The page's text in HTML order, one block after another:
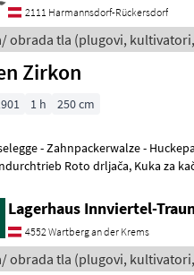
2111 Harmannsdorf-Rückersdorf
obrada tla (plugovi,
Zirkon
1 h 250 cm
Roto drljača, Kuka za
Lagerhaus Innviertel-
4552 Wartberg an der Krems
obrada tla (plugovi,